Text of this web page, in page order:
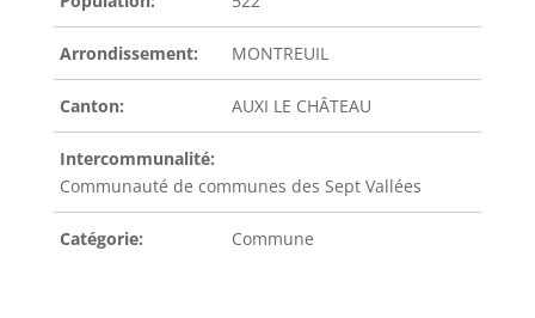
Arrondissement: MONTREUIL
Canton: AUXI LE CHÂTEAU
Intercommunalité:
Communauté de communes des Sept Vallées
Catégorie: Commune